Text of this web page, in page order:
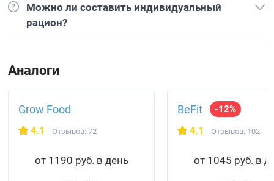
Можно ли составить индивидуальный
рацион?
Аналоги
Grow Food
4.1 Отзывов: 72
от 1190 руб. в день
BeFit -12%
4.1 Отзывов: 102
от 1045 руб. в